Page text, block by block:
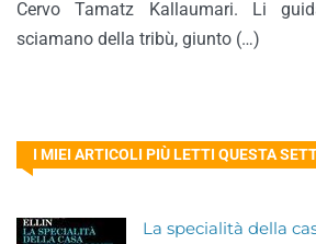
Cervo Tamatz Kallaumari. Li
sciamano della tribù, giunto (…)
I MIEI ARTICOLI PIÙ LETTI QUESTA
La specialità della